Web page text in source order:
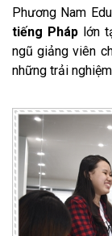
Phương Nam
tiếng Pháp lớn
ngũ giảng viên
những trải